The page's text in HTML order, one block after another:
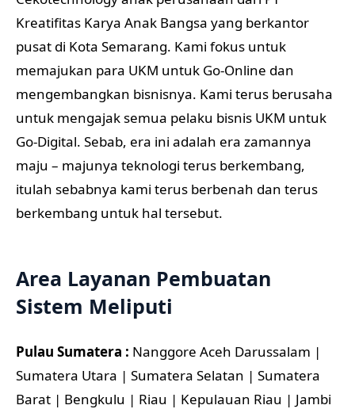
Kreatifitas Karya Anak Bangsa yang berkantor
pusat di Kota Semarang. Kami fokus untuk
memajukan para UKM untuk Go-Online dan
mengembangkan bisnisnya. Kami terus berusaha
untuk mengajak semua pelaku bisnis UKM untuk
Go-Digital. Sebab, era ini adalah era zamannya
maju – majunya teknologi terus berkembang,
itulah sebabnya kami terus berbenah dan terus
berkembang untuk hal tersebut.
Area Layanan Pembuatan
Sistem Meliputi
Pulau Sumatera : Nanggore Aceh Darussalam |
Sumatera Utara | Sumatera Selatan | Sumatera
Barat | Bengkulu | Riau | Kepulauan Riau | Jambi